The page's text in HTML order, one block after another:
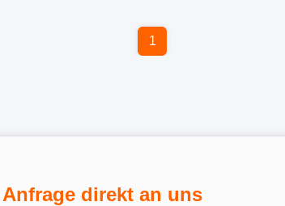
1
direkt an uns